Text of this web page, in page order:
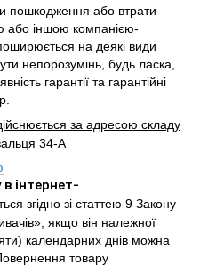
пошкодження або втрати
або іншою компанією-
на деякі види
непорозумінь, будь ласка,
гарантії та гарантійні
за адресою складу
34-А
інтернет-
згідно зі статтею 9 Закону
якщо він належної
календарних днів можна
товару